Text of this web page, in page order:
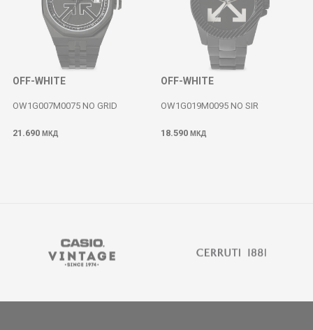
OFF-WHITE
OW1G007M0075 NO GRID
21.690 МКД
OFF-WHITE
OW1G019M0095 NO SIR
18.590 МКД